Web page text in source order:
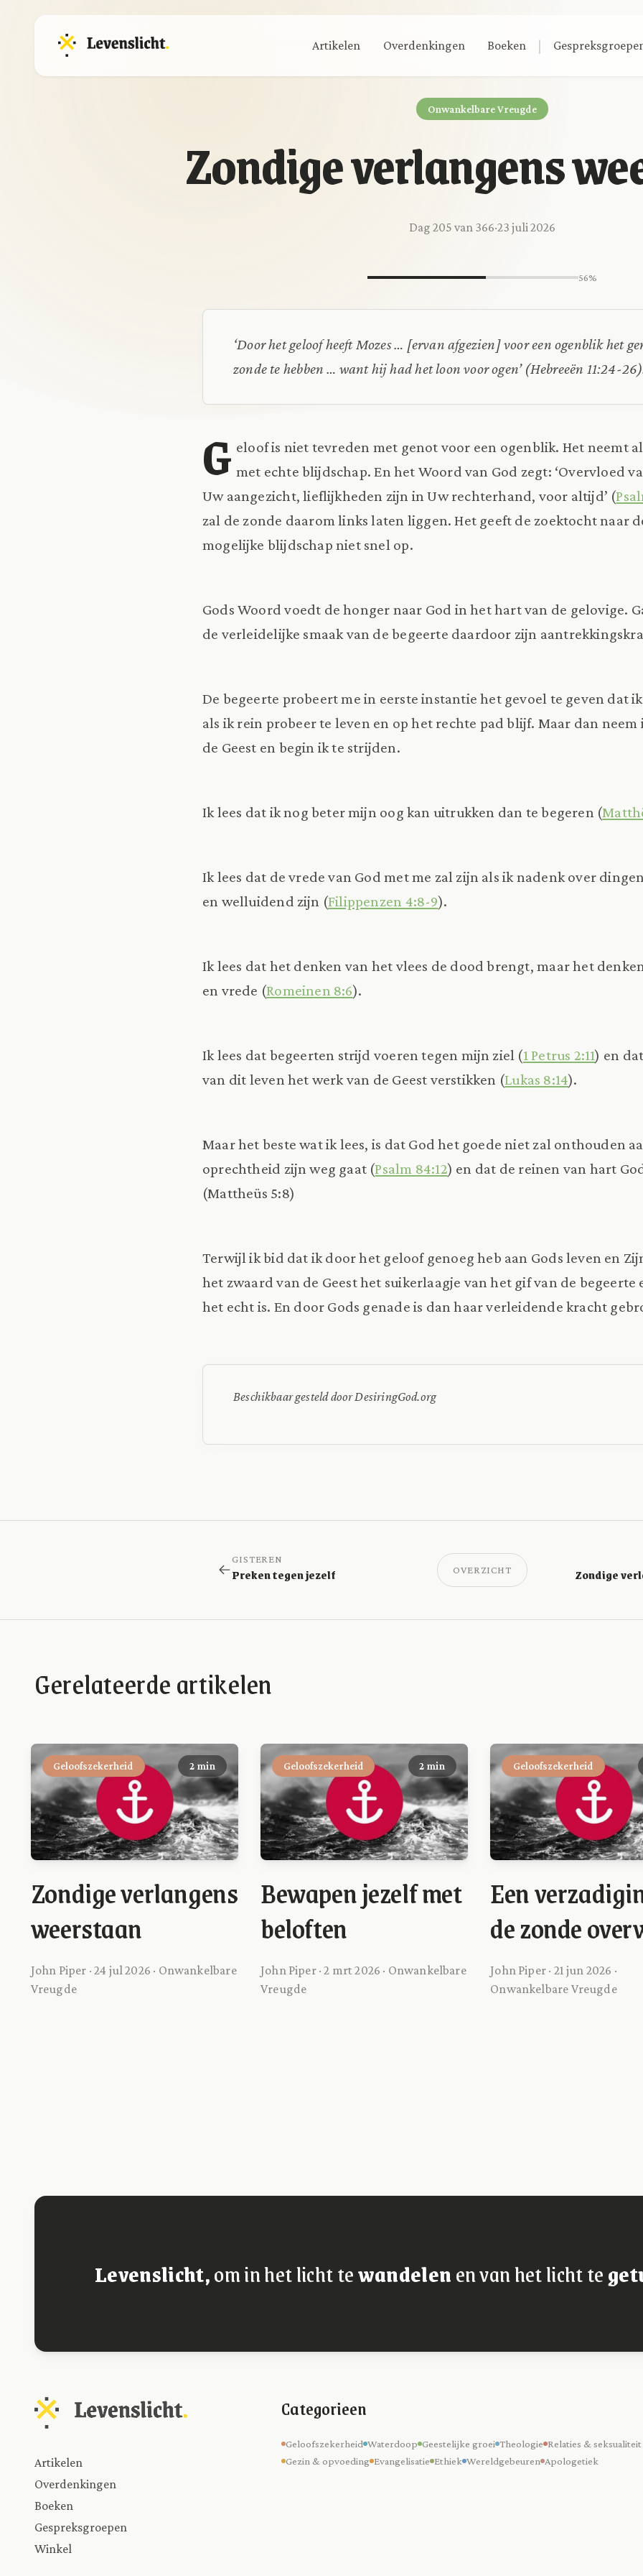
Artikelen Overdenkingen Boeken |
Onwankelbare Vreugde
Zondige verlangens
Dag 205 van 366·23 juli 2026
56%
‘Door het geloof heeft Mozes … [ervan afgezien] voor een ogenblik het
zonde te hebben … want hij had het loon voor ogen’ (Hebreeën 11:24-
G eloof is niet tevreden met genot voor een ogenblik. Het neemt
met echte blijdschap. En het Woord van God zegt: ‘Overvloed
Uw aangezicht, lieflijkheden zijn in Uw rechterhand, voor altijd’ (
zal de zonde daarom links laten liggen. Het geeft de zoektocht naar
mogelijke blijdschap niet snel op.
Gods Woord voedt de honger naar God in het hart van de gelovige.
de verleidelijke smaak van de begeerte daardoor zijn
De begeerte probeert me in eerste instantie het gevoel te geven dat
als ik rein probeer te leven en op het rechte pad blijf. Maar dan neem
de Geest en begin ik te strijden.
Ik lees dat ik nog beter mijn oog kan uitrukken dan te begeren (
Ik lees dat de vrede van God met me zal zijn als ik nadenk over
en welluidend zijn (Filippenzen 4:8-9).
Ik lees dat het denken van het vlees de dood brengt, maar het
en vrede (Romeinen 8:6).
Ik lees dat begeerten strijd voeren tegen mijn ziel (1 Petrus 2:11) en
van dit leven het werk van de Geest verstikken (Lukas 8:14).
Maar het beste wat ik lees, is dat God het goede niet zal onthouden
oprechtheid zijn weg gaat (Psalm 84:12) en dat de reinen van hart
(Mattheüs 5:8)
Terwijl ik bid dat ik door het geloof genoeg heb aan Gods leven en
het zwaard van de Geest het suikerlaagje van het gif van de begeerte
het echt is. En door Gods genade is dan haar verleidende kracht
Beschikbaar gesteld door DesiringGod.org
GISTEREN
Preken tegen jezelf OVERZICHT
Gerelateerde artikelen
Geloofszekerheid 2 min
Zondige verlangens
weerstaan
John Piper · 24 jul 2026 · Onwankelbare
Vreugde
Geloofszekerheid 2 min
Bewapen jezelf met
beloften
John Piper · 2 mrt 2026 · Onwankelbare
Vreugde
Geloofszekerheid
Een
de zonde
John Piper · 21 jun 2026 ·
Onwankelbare Vreugde
Levenslicht,om in het licht tewandelenen van het licht te
Artikelen
Overdenkingen
Boeken
Gespreksgroepen
Winkel
Categorieen
Geloofszekerheid Waterdoop Geestelijke groei Theologie Relaties & seksualiteit
Gezin & opvoeding Evangelisatie Ethiek Wereldgebeuren Apologetiek